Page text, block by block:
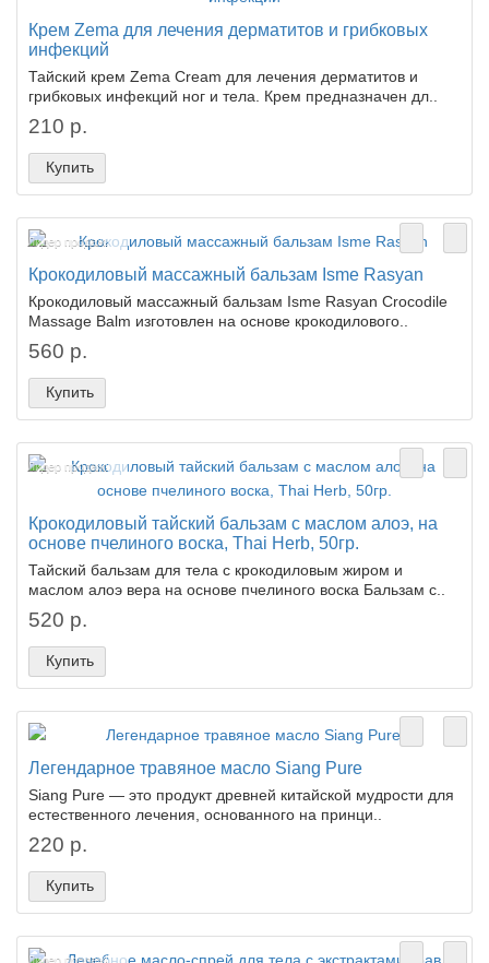
Крем Zema для лечения дерматитов и грибковых
инфекций
Тайский крем Zema Cream для лечения дерматитов и
грибковых инфекций ног и тела. Крем предназначен дл..
210 р.
Купить
Лидер продаж!
Крокодиловый массажный бальзам Isme Rasyan
Крокодиловый массажный бальзам Isme Rasyan Crocodile
Massage Balm изготовлен на основе крокодилового..
560 р.
Купить
Лидер продаж!
Крокодиловый тайский бальзам с маслом алоэ, на
основе пчелиного воска, Thai Herb, 50гр.
Тайский бальзам для тела с крокодиловым жиром и
маслом алоэ вера на основе пчелиного воска Бальзам с..
520 р.
Купить
Легендарное травяное масло Siang Pure
Siang Pure — это продукт древней китайской мудрости для
естественного лечения, основанного на принци..
220 р.
Купить
Лидер продаж!